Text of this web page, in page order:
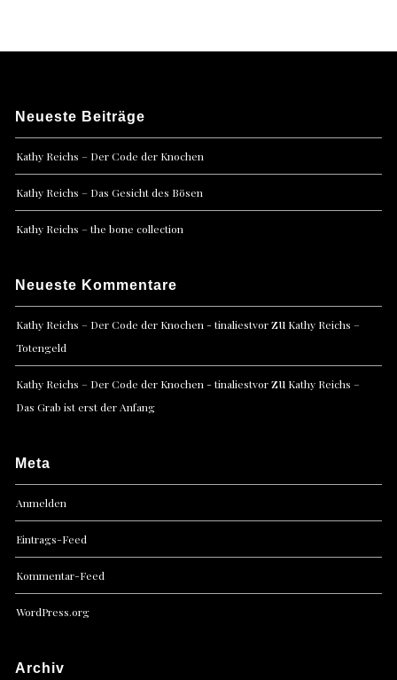
Neueste Beiträge
Kathy Reichs – Der Code der Knochen
Kathy Reichs – Das Gesicht des Bösen
Kathy Reichs – the bone collection
Neueste Kommentare
Kathy Reichs – Der Code der Knochen - tinaliestvorzu Kathy Reichs –
Totengeld
Kathy Reichs – Der Code der Knochen - tinaliestvorzu Kathy Reichs –
Das Grab ist erst der Anfang
Meta
Anmelden
Eintrags-Feed
Kommentar-Feed
WordPress.org
Archiv